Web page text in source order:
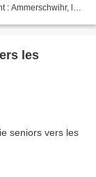
: Ammerschwihr, la
les